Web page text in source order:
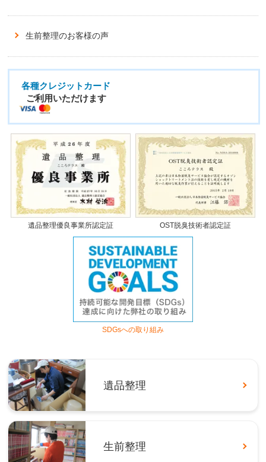
生前整理のお客様の声
各種クレジットカード
ご利用いただけます
遺品整理優良事業所認定証 OST脱臭技術者認定証
SDGsへの取り組み
遺品整理
生前整理